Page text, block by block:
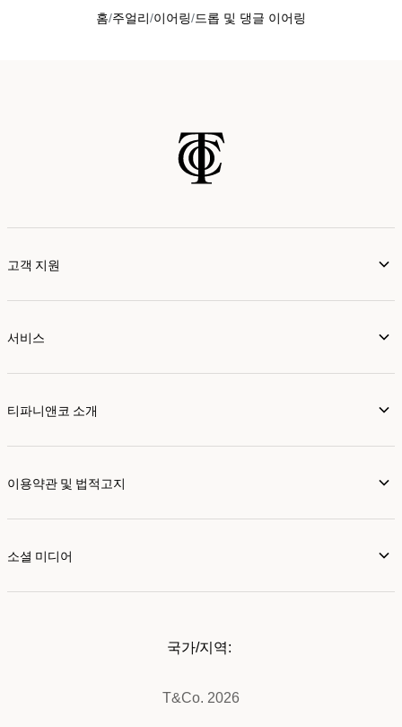
홈 주얼리 이어링 드롭 및 댕글 이어링
고객 지원
서비스
티파니앤코 소개
이용약관 및 법적고지
소셜 미디어
T&Co. 2026
국가/지역: